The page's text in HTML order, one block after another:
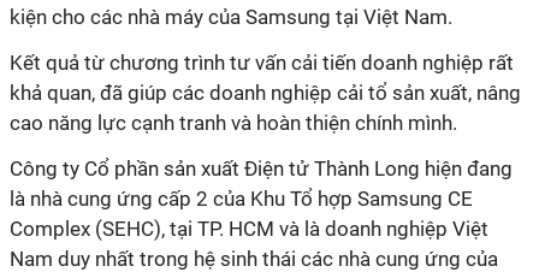
kiện cho các nhà máy của Samsung tại Việt Nam.
Kết quả từ chương trình tư vấn cải tiến doanh nghiệp rất
khả quan, đã giúp các doanh nghiệp cải tổ sản xuất, nâng
cao năng lực cạnh tranh và hoàn thiện chính mình.
Công ty Cổ phần sản xuất Điện tử Thành Long hiện đang
là nhà cung ứng cấp 2 của Khu Tổ hợp Samsung CE
Complex (SEHC), tại TP. HCM và là doanh nghiệp Việt
Nam duy nhất trong hệ sinh thái các nhà cung ứng của